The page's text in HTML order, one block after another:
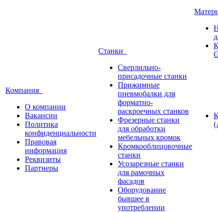
Компания
О компании
Вакансии
Политика
конфиденциальности
Правовая
информация
Реквизиты
Партнеры
Станки
Сверлильно-
присадочные станки
Прижимные
пневмобалки для
форматно-
раскроечных станков
Фрезерные станки
для обработки
мебельных кромок
Кромкооблицовочные
станки
Усозарезные станки
для рамочных
фасадов
Оборудование
бывшее в
употреблении